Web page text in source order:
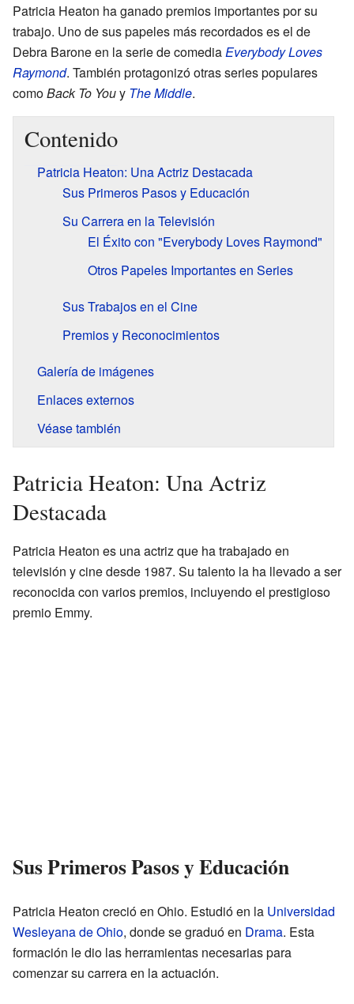
Patricia Heaton ha ganado premios importantes por su
trabajo. Uno de sus papeles más recordados es el de
Debra Barone en la serie de comediaEverybody Loves
Raymond. También protagonizó otras series populares
comoBack To Youy The Middle.
Contenido
Patricia Heaton: Una Actriz Destacada
Sus Primeros Pasos y Educación
Su Carrera en la Televisión
El Éxito con "Everybody Loves Raymond"
Otros Papeles Importantes en Series
Sus Trabajos en el Cine
Premios y Reconocimientos
Galería de imágenes
Enlaces externos
Véase también
Patricia Heaton: Una Actriz
Destacada
Patricia Heaton es una actriz que ha trabajado en
televisión y cine desde 1987. Su talento la ha llevado a ser
reconocida con varios premios, incluyendo el prestigioso
premio Emmy.
Sus Primeros Pasos y Educación
Patricia Heaton creció en Ohio. Estudió en la Universidad
Wesleyana de Ohio, donde se graduó en Drama. Esta
formación le dio las herramientas necesarias para
comenzar su carrera en la actuación.